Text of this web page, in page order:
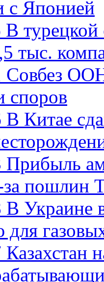
с Японией
В
тыс.
Совбез
споров
В Китае
Прибыль
за пошлин
В Украине
для
Казахстан